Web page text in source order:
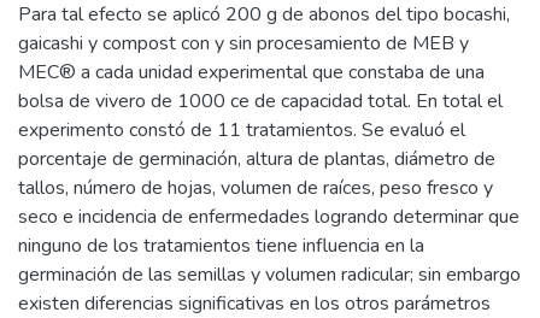
Para tal efecto se aplicó 200 g de abonos del tipo bocashi,
gaicashi y compost con y sin procesamiento de MEB y
MEC® a cada unidad experimental que constaba de una
bolsa de vivero de 1000 ce de capacidad total. En total el
experimento constó de 11 tratamientos. Se evaluó el
porcentaje de germinación, altura de plantas, diámetro de
tallos, número de hojas, volumen de raíces, peso fresco y
seco e incidencia de enfermedades logrando determinar que
ninguno de los tratamientos tiene influencia en la
germinación de las semillas y volumen radicular; sin embargo
existen diferencias significativas en los otros parámetros